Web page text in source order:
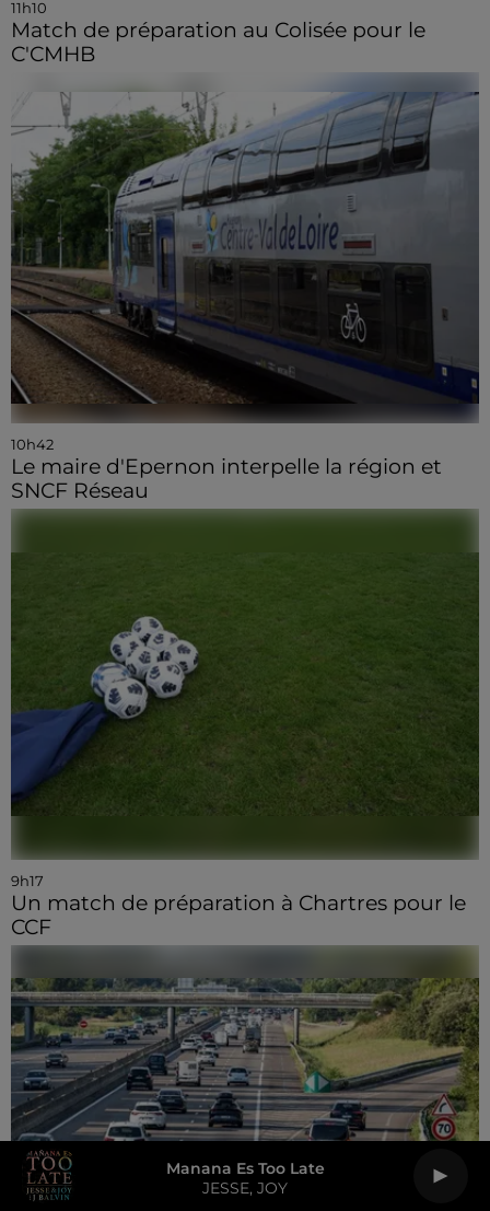
Manana Es Too Late
JESSE, JOY
11h10
Match de préparation au Colisée pour le
C'CMHB
10h42
Le maire d'Epernon interpelle la région et
SNCF Réseau
9h17
Un match de préparation à Chartres pour le
CCF